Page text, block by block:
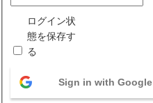
ログイン状
態を保存す
る
Sign in with Google